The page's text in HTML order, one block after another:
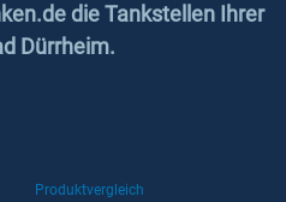
die Tankstellen Ihrer
Dürrheim.
Produktvergleich